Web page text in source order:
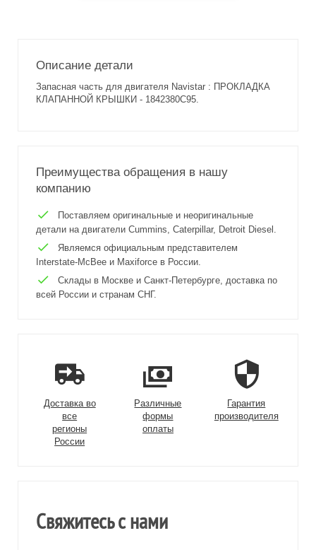
Описание детали
Запасная часть для двигателя Navistar : ПРОКЛАДКА
КЛАПАННОЙ КРЫШКИ - 1842380C95.
Преимущества обращения в нашу
компанию
Поставляем оригинальные и неоригинальные
детали на двигатели Cummins, Caterpillar, Detroit Diesel.
Являемся официальным представителем
Interstate-McBee и Maxiforce в России.
Склады в Москве и Санкт-Петербурге, доставка по
всей России и странам СНГ.
Доставка во
все
регионы
России
Различные
формы
оплаты
Гарантия
производителя
Свяжитесь с нами